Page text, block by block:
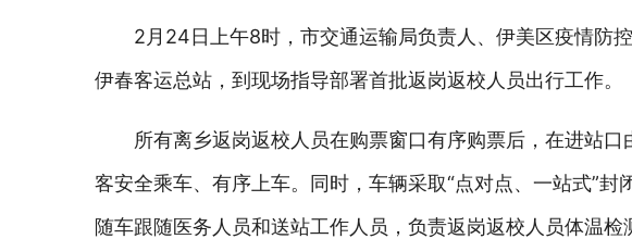
2月24日上午8时，市交通运输局负责人、伊美区疫情防
伊春客运总站，到现场指导部署首批返岗返校人员出行工作。
所有离乡返岗返校人员在购票窗口有序购票后，在进站
客安全乘车、有序上车。同时，车辆采取“点对点、一站式”
随车跟随医务人员和送站工作人员，负责返岗返校人员体温检